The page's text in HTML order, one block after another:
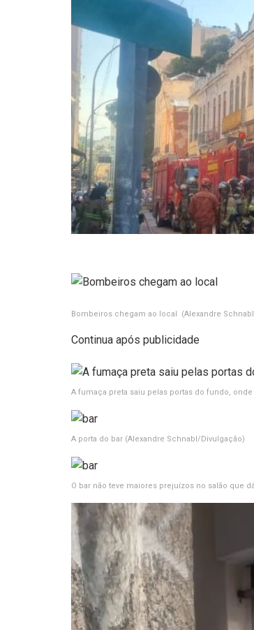
Bombeiros chegam ao local (Alexandre
Continua após publicidade
A fumaça preta saiu pelas portas do fundo,
A porta do bar (Alexandre Schnabl/Divulgação)
O bar não teve maiores prejuízos no salão que